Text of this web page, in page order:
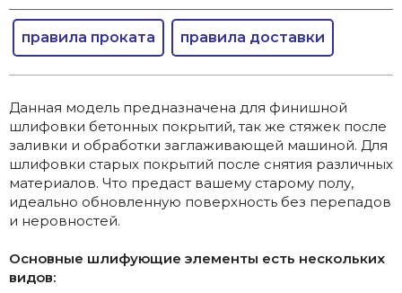
правила проката правила доставки
Данная модель предназначена для финишной
шлифовки бетонных покрытий, так же стяжек после
заливки и обработки заглаживающей машиной. Для
шлифовки старых покрытий после снятия различных
материалов. Что предаст вашему старому полу,
идеально обновленную поверхность без перепадов
и неровностей.
Основные шлифующие элементы есть нескольких
видов: